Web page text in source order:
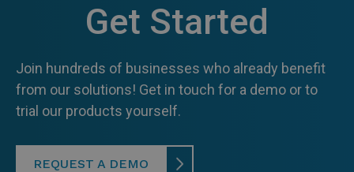
Get Started
Join hundreds of businesses who already benefit
from our solutions! Get in touch for a demo or to
trial our products yourself.
REQUEST A DEMO